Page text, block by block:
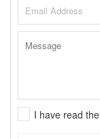
I have read the